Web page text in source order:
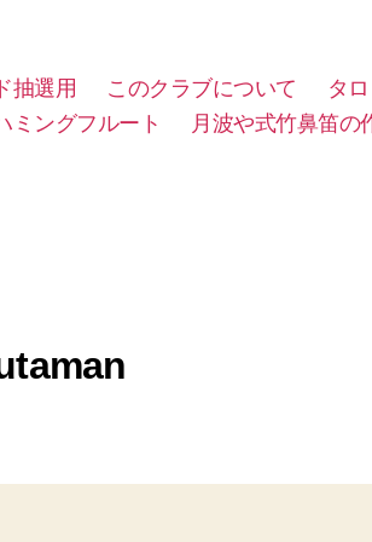
抽選用 このクラブについて
タ
ミングフルート 月波や式竹鼻笛の